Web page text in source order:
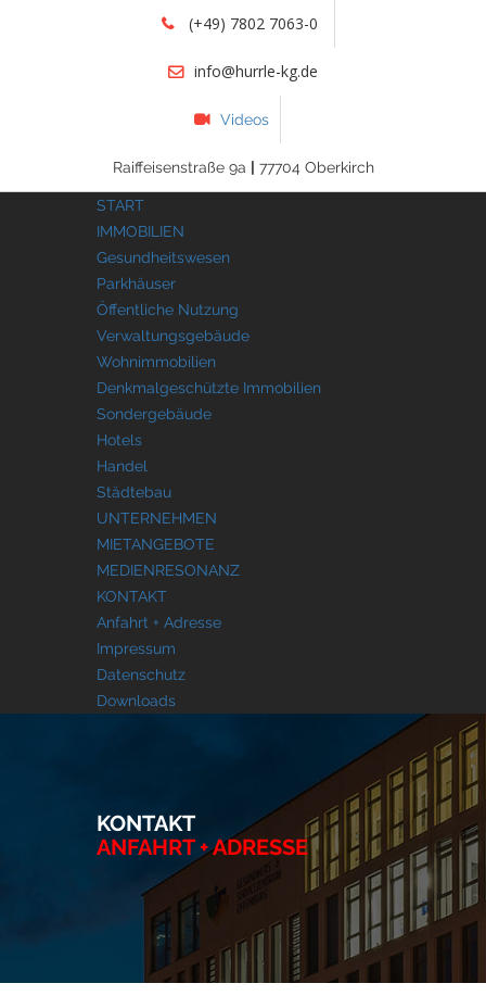
(+49) 7802 7063-0
info@hurrle-kg.de
Videos
Raiffeisenstraße 9a | 77704 Oberkirch
START
IMMOBILIEN
Gesundheitswesen
Parkhäuser
Öffentliche Nutzung
Verwaltungsgebäude
Wohnimmobilien
Denkmalgeschützte Immobilien
Sondergebäude
Hotels
Handel
Städtebau
UNTERNEHMEN
MIETANGEBOTE
MEDIENRESONANZ
KONTAKT
Anfahrt + Adresse
Impressum
Datenschutz
Downloads
KONTAKT
ANFAHRT + ADRESSE